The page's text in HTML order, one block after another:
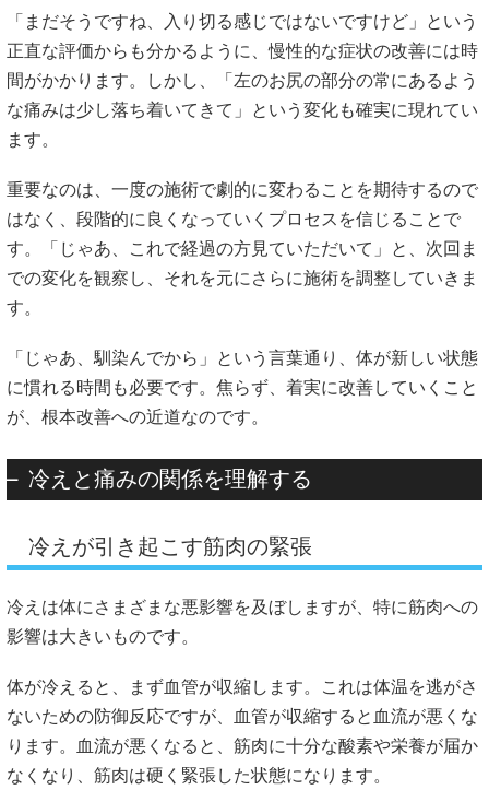
「まだそうですね、入り切る感じではないですけど」という
正直な評価からも分かるように、慢性的な症状の改善には時
間がかかります。しかし、「左のお尻の部分の常にあるよう
な痛みは少し落ち着いてきて」という変化も確実に現れてい
ます。
重要なのは、一度の施術で劇的に変わることを期待するので
はなく、段階的に良くなっていくプロセスを信じることで
す。「じゃあ、これで経過の方見ていただいて」と、次回ま
での変化を観察し、それを元にさらに施術を調整していきま
す。
「じゃあ、馴染んでから」という言葉通り、体が新しい状態
に慣れる時間も必要です。焦らず、着実に改善していくこと
が、根本改善への近道なのです。
冷えと痛みの関係を理解する
冷えが引き起こす筋肉の緊張
冷えは体にさまざまな悪影響を及ぼしますが、特に筋肉への
影響は大きいものです。
体が冷えると、まず血管が収縮します。これは体温を逃がさ
ないための防御反応ですが、血管が収縮すると血流が悪くな
ります。血流が悪くなると、筋肉に十分な酸素や栄養が届か
なくなり、筋肉は硬く緊張した状態になります。